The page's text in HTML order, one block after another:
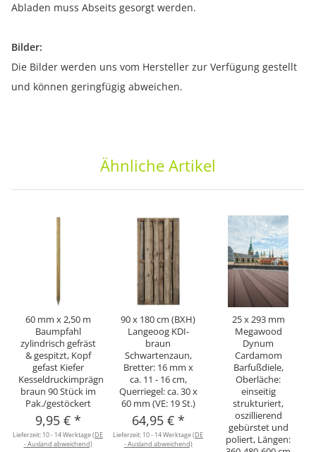
Abladen muss Abseits gesorgt werden.
Bilder:
Die Bilder werden uns vom Hersteller zur Verfügung gestellt
und können geringfügig abweichen.
Ähnliche Artikel
60 mm x 2,50 m
Baumpfahl
zylindrisch gefräst
& gespitzt, Kopf
gefast Kiefer
Kesseldruckimprägniert
braun 90 Stück im
Pak./gestöckert
9,95 € *
Lieferzeit: 10 - 14 Werktage(DE
- Ausland abweichend)
90 x 180 cm (BXH)
Langeoog KDI-
braun
Schwartenzaun,
Bretter: 16 mm x
ca. 11 - 16 cm,
Querriegel: ca. 30 x
60 mm (VE: 19 St.)
64,95 € *
Lieferzeit: 10 - 14 Werktage(DE
- Ausland abweichend)
25 x 293 mm
Megawood
Dynum
Cardamom
Barfußdiele,
Oberläche:
einseitig
strukturiert,
oszillierend
gebürstet und
poliert, Längen: